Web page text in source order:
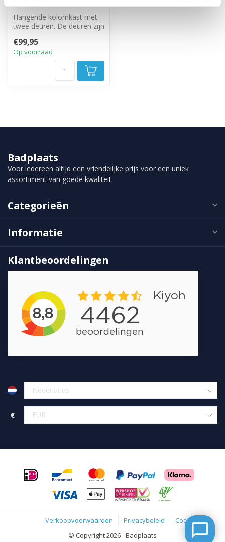
Hangende kolomkast met
twee deuren. De deuren zijn
monter...
€99,95
Op voorraad
Badplaats
Voor iedereen altijd een vriendelijke prijs voor een uniek
assortiment van goede kwaliteit.
Categorieën
Informatie
Klantbeoordelingen
€
Verkoopvoorwaarden Privacybeleid
Cookies
© Copyright 2026 - Badplaats